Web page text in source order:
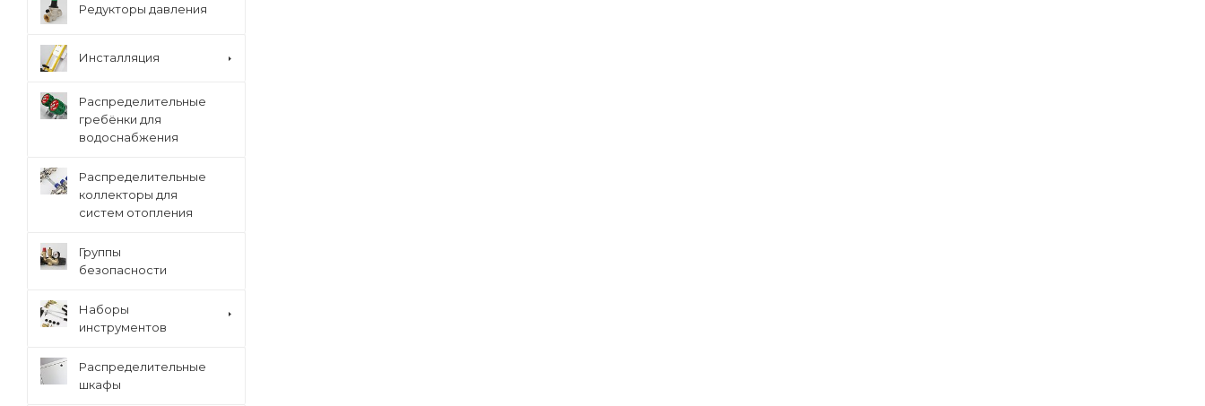
Редукторы давления
Инсталляция
Распределительные
гребёнки для
водоснабжения
Распределительные
коллекторы для
систем отопления
Группы
безопасности
Наборы
инструментов
Распределительные
шкафы